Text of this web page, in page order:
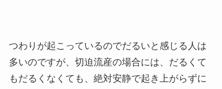
つわりが起こっているのでだるいと感じる人は
多いのですが、切迫流産の場合には、だるくて
もだるくなくても、絶対安静で起き上がらずに